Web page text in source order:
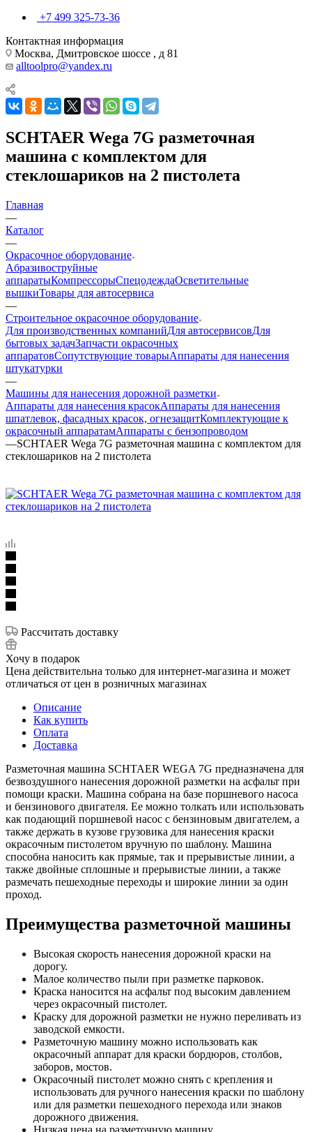
+7 499 325-73-36
Контактная информация
Москва, Дмитровское шоссе , д 81
alltoolpro@yandex.ru
SCHTAER Wega 7G разметочная
машина с комплектом для
стеклошариков на 2 пистолета
Главная
—
Каталог
—
Окрасочное оборудование
Aбразивоструйные
аппаратыКомпрессорыСпецодеждаОсветительные
вышкиТовары для автосервиса
—
Строительное окрасочное оборудование
Для производственных компанийДля автосервисовДля
бытовых задачЗапчасти окрасочных
аппаратовСопутствующие товарыАппараты для нанесения
штукатурки
—
Машины для нанесения дорожной разметки
Аппараты для нанесения красокАппараты для нанесения
шпатлевок, фасадных красок, огнезащитКомплектующие к
окрасочный аппаратамАппараты с бензопроводом
—SCHTAER Wega 7G разметочная машина с комплектом для
стеклошариков на 2 пистолета
Рассчитать доставку
Хочу в подарок
Цена действительна только для интернет-магазина и может
отличаться от цен в розничных магазинах
Описание
Как купить
Оплата
Доставка
Разметочная машина SCHTAER WEGA 7G предназначена для
безвоздушного нанесения дорожной разметки на асфальт при
помощи краски. Машина собрана на базе поршневого насоса
и бензинового двигателя. Ее можно толкать или использовать
как подающий поршневой насос с бензиновым двигателем, а
также держать в кузове грузовика для нанесения краски
окрасочным пистолетом вручную по шаблону. Машина
способна наносить как прямые, так и прерывистые линии, а
также двойные сплошные и прерывистые линии, а также
размечать пешеходные переходы и широкие линии за один
проход.
Преимущества разметочной машины
Высокая скорость нанесения дорожной краски на
дорогу.
Малое количество пыли при разметке парковок.
Краска наносится на асфальт под высоким давлением
через окрасочный пистолет.
Краску для дорожной разметки не нужно переливать из
заводской емкости.
Разметочную машину можно использовать как
окрасочный аппарат для краски бордюров, столбов,
заборов, мостов.
Окрасочный пистолет можно снять с крепления и
использовать для ручного нанесения краски по шаблону
или для разметки пешеходного перехода или знаков
дорожного движения.
Низкая цена на разметочную машину.